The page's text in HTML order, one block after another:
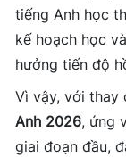
tiếng Anh học
kế hoạch học
hưởng tiến độ
Vì vậy, với
Anh 2026, ứng
giai đoạn đầu,